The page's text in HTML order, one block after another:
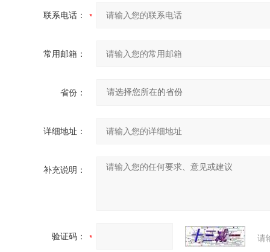
联系电话：
常用邮箱：
省份：
详细地址：
补充说明：
验证码： 请